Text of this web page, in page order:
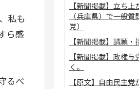
私も
ら感
るべ
【新聞掲載】立ち
（兵庫県）で一般
党）
【新聞掲載】請願・
【新聞掲載】政権
く。
【原文】自由民主